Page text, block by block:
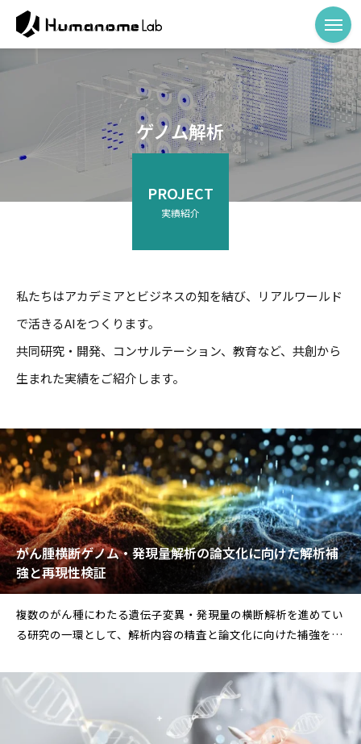
ゲノム解析
PROJECT
実績紹介
私たちはアカデミアとビジネスの知を結び、リアルワールド
で活きるAIをつくります。
共同研究・開発、コンサルテーション、教育など、共創から
生まれた実績をご紹介します。
がん腫横断ゲノム・発現量解析の論文化に向けた解析補
強と再現性検証
複数のがん種にわたる遺伝子変異・発現量の横断解析を進めてい
る研究の一環として、解析内容の精査と論文化に向けた補強を支